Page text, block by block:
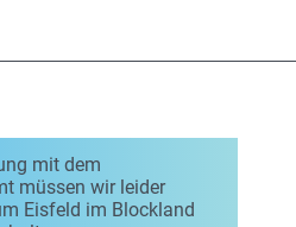
mit dem
müssen wir leider